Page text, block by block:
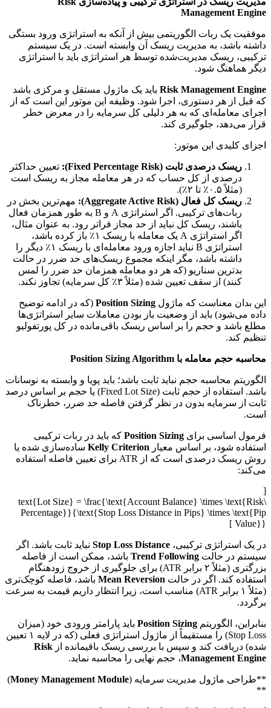
Management Engine
موفقیت یک ربات الگوریتمی بیش از آنکه به استراتژی ورود بستگی
داشته باشد، به مدیریت ریسک آن وابسته است. در یک سیستم
ترکیبی، ریسک مدیریت‌شده توسط هر استراتژی باید با استراتژی
دیگر هماهنگ شود.
Risk Management Engine باید یک ماژول مستقل و مرکزی باشد
که قبل از هر دستوری، اجرا شود. وظیفه این موتور این است که از
اجرای معامله‌ای که به هر دلیلی کل سرمایه را در معرض خطر
قرار می‌دهد، جلوگیری کند.
اجزای کلیدی این موتور:
ریسک درصدی ثابت (Fixed Percentage Risk):
تعیین حداکثر
درصدی از کل حساب که در هر معامله مجاز به ریسک است
(مثلاً ۰.۵٪ تا ۲٪).
ریسک کل فعال (Aggregate Active Risk):
مهم‌ترین بخش در
ربات‌های ترکیبی. اگر استراتژی A و B به طور همزمان فعال
باشند، ریسک کل نباید از حد مجاز فراتر رود. به عنوان مثال،
اگر استراتژی A یک معامله با ریسک ۱٪ باز کرده باشد،
استراتژی B نباید اجازه ورود معامله‌ای با ریسک ۱٪ دیگر را
داشته باشد، مگر اینکه مجموع ریسک‌های حد ضرر در حالت
بدترین سناریو (که هر دو معامله همزمان حد ضرر را لمس
کنند) از سقف تعیین شده (مثلاً ۳٪ کل سرمایه) تجاوز نکند.
این بدان معناست که ماژول Position Sizing (که در ادامه توضیح
داده می‌شود) باید از وضعیت باز بودن معاملات سایر استراتژی‌ها
مطلع باشد و حجم را بر اساس ریسک باقی‌مانده در کل پورتفولیو
تنظیم کند.
محاسبه حجم معامله با Position Sizing Algorithm
الگوریتم محاسبه حجم نباید ثابت باشد؛ باید پویا و وابسته به نوسانات
باشد. استفاده از حجم ثابت (Fixed Lot Size) یا حجم بر اساس درصد
ثابت از سرمایه بدون در نظر گرفتن فاصله حد ضرر، خطرناک
است.
فرمول اساسی برای Position Sizing که باید در ربات ترکیبی
استفاده شود، بر اساس معیار Kelly Criterion ساده‌سازی شده یا
روش ریسک درصدی است که از ATR برای تعیین فاصله استفاده
می‌کند:
[
\text{Lot Size} = \frac{\text{Account Balance} \times \text{Risk
Percentage}}{\text{Stop Loss Distance in Pips} \times \text{Pip
Value}} ]
در یک استراتژی ترکیبی، Stop Loss Distance نباید ثابت باشد. اگر
سیستم در حالت Trend Following باشد، ممکن است از فاصله
بزرگتری (مثلاً ۲ برابر ATR) برای جلوگیری از خروج زودهنگام
استفاده کند. اگر در حالت Mean Reversion باشد، فاصله کوچک‌تری
(مثلاً ۱ برابر ATR) مناسب است، زیرا انتظار داریم قیمت به سرعت
برگردد.
بنابراین، الگوریتم Position Sizing باید پارامتر ورودی خود (میزان
Stop Loss) را مستقیماً از ماژول استراتژی فعلی (که در لایه ۱ تعیین
شده) دریافت کند و سپس با بررسی ریسک باقیمانده از Risk
Management Engine، حجم نهایی را محاسبه نماید.
**طراحی ماژول مدیریت سرمایه (Money Management Module
)
**